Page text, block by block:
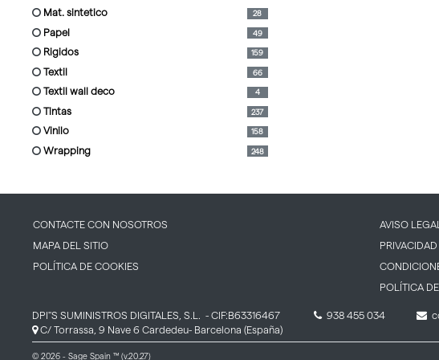
mat. sintetico 28
papel 49
rigidos 159
textil 66
textil wall deco 4
tintas 237
vinilo 158
wrapping 248
CONTACTE CON NOSOTROS
MAPA DEL SITIO
POLÍTICA DE COOKIES
AVISO LEGAL
PRIVACIDAD
POLÍTICA
DPI''S SUMINISTROS DIGITALES, S.L.
- CIF:B63316467
C/ Torrassa, 9 Nave 6 Cardedeu- Barcelona (España)
938 455 034
© 2026 - Sage Spain ™ (v.20.27)